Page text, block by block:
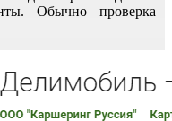
Обычно проверка